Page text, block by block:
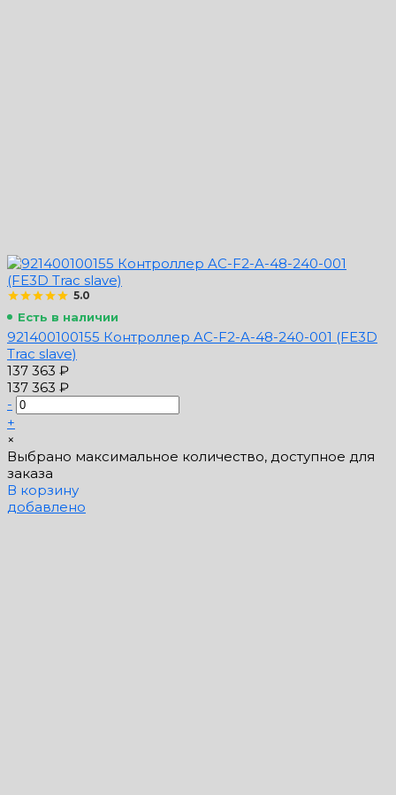
5.0
Есть в наличии
921400100155 Контроллер AC-F2-A-48-240-001 (FE3D
Trac slave)
137 363 ₽
137 363 ₽
-
+
×
Выбрано максимальное количество, доступное для
заказа
В корзину
добавлено